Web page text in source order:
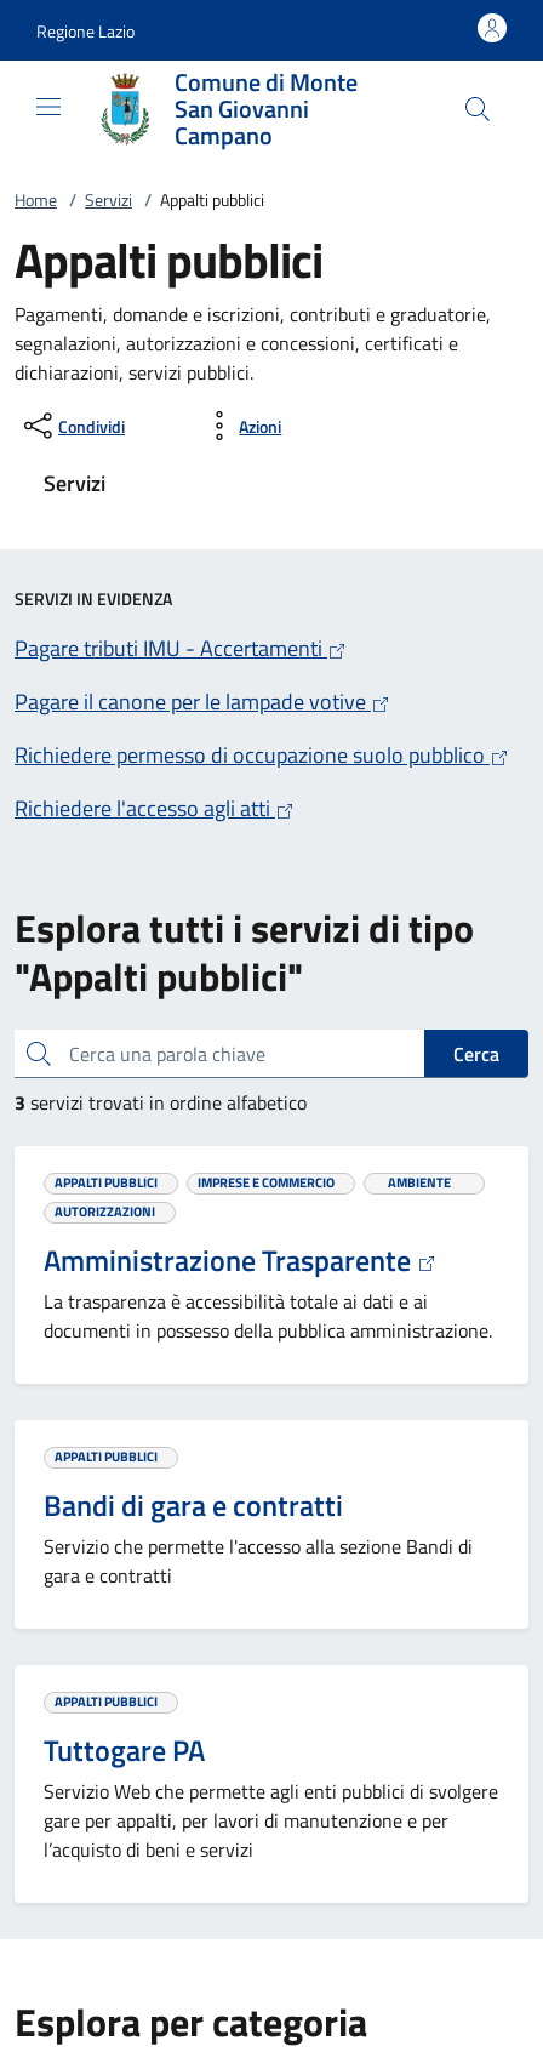
Regione Lazio
Comune di Monte
San Giovanni
Campano
Home / Servizi / Appalti pubblici
Appalti pubblici
Pagamenti, domande e iscrizioni, contributi e graduatorie,
segnalazioni, autorizzazioni e concessioni, certificati e
dichiarazioni, servizi pubblici.
Condividi Azioni
Servizi
Esplora tutti i servizi di tipo
"Appalti pubblici"
Cerca una parola chiave
Cerca
3 servizi trovati in ordine alfabetico
APPALTI PUBBLICI IMPRESE E COMMERCIO
AMBIENTE
AUTORIZZAZIONI
Amministrazione Trasparente
La trasparenza è accessibilità totale ai dati e ai
documenti in possesso della pubblica amministrazione.
APPALTI PUBBLICI
Bandi di gara e contratti
Servizio che permette l'accesso alla sezione Bandi di
gara e contratti
APPALTI PUBBLICI
Tuttogare PA
Servizio Web che permette agli enti pubblici di svolgere
gare per appalti, per lavori di manutenzione e per
l’acquisto di beni e servizi
SERVIZI IN EVIDENZA
Pagare tributi IMU - Accertamenti
Pagare il canone per le lampade votive
Richiedere permesso di occupazione suolo pubblico
Richiedere l'accesso agli atti
Esplora per categoria